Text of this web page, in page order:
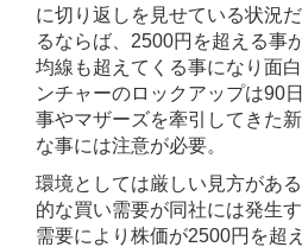
に切り返しを見せている状況
るならば、2500円を超える事
均線も超えてくる事になり面
ンチャーのロックアップは90
事やマザーズを牽引してきた
な事には注意が必要。
環境としては厳しい見方があ
的な買い需要が同社には発生
需要により株価が2500円を超